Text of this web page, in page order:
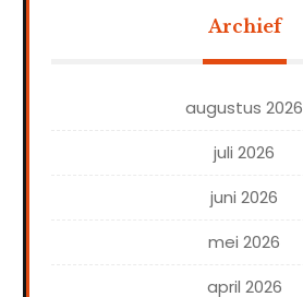
Archief
augustus 2026
juli 2026
juni 2026
mei 2026
april 2026